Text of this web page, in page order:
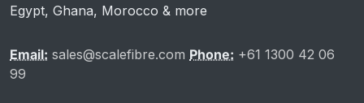
Egypt, Ghana, Morocco & more
Email: sales@scalefibre.com Phone: +61 1300 42 06
99